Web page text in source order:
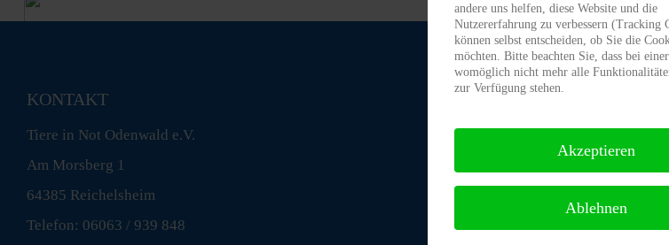
KONTAKT
Tiere in Not Odenwald e.V.
Am Morsberg 1
64385 Reichelsheim
Telefon: 06063 / 939 848
andere uns helfen, diese Website und die
Nutzererfahrung zu verbessern (Tracking
können selbst entscheiden, ob Sie die
möchten. Bitte beachten Sie, dass bei
womöglich nicht mehr alle
zur Verfügung stehen.
Akzeptieren
Ablehnen